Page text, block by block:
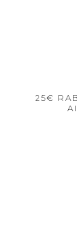
25€